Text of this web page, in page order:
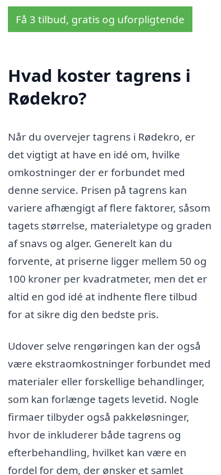
Få 3 tilbud, gratis og uforpligtende
Hvad koster tagrens i
Rødekro?
Når du overvejer tagrens i Rødekro, er
det vigtigt at have en idé om, hvilke
omkostninger der er forbundet med
denne service. Prisen på tagrens kan
variere afhængigt af flere faktorer, såsom
tagets størrelse, materialetype og graden
af snavs og alger. Generelt kan du
forvente, at priserne ligger mellem 50 og
100 kroner per kvadratmeter, men det er
altid en god idé at indhente flere tilbud
for at sikre dig den bedste pris.
Udover selve rengøringen kan der også
være ekstraomkostninger forbundet med
materialer eller forskellige behandlinger,
som kan forlænge tagets levetid. Nogle
firmaer tilbyder også pakkeløsninger,
hvor de inkluderer både tagrens og
efterbehandling, hvilket kan være en
fordel for dem, der ønsker et samlet